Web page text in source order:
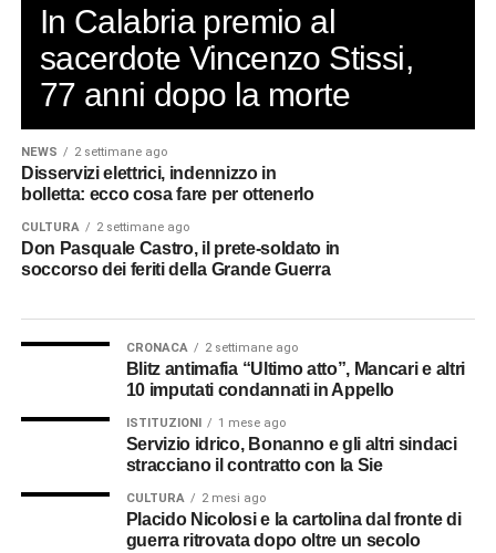
In Calabria premio al
sacerdote Vincenzo Stissi,
77 anni dopo la morte
NEWS 2 settimane ago
Disservizi elettrici, indennizzo in
bolletta: ecco cosa fare per ottenerlo
CULTURA 2 settimane ago
Don Pasquale Castro, il prete-soldato in
soccorso dei feriti della Grande Guerra
CRONACA 2 settimane ago
Blitz antimafia “Ultimo atto”, Mancari e altri
10 imputati condannati in Appello
ISTITUZIONI 1 mese ago
Servizio idrico, Bonanno e gli altri sindaci
stracciano il contratto con la Sie
CULTURA 2 mesi ago
Placido Nicolosi e la cartolina dal fronte di
guerra ritrovata dopo oltre un secolo